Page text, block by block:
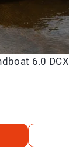
6.0 DCX